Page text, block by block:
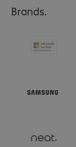
- Copilot+ PC certified
- Poly Studio
- Elegant design in
Brands.